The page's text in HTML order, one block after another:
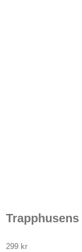
299 kr